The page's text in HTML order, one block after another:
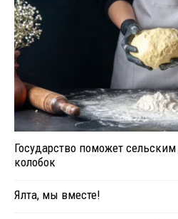
Государство поможет
колобок
Ялта, мы вместе!